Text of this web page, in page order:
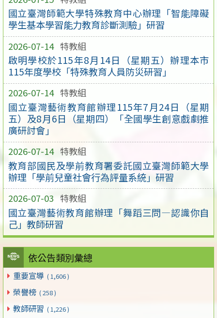
國立臺灣師範大學特殊教育中心辦理「智能障礙
學生基本學習能力教育診斷測驗」研習
2026-07-14 特教組
啟明學校於115年8月14日（星期五）辦理本市
115年度學校「特殊教育人員防災研習」
2026-07-14 特教組
國立臺灣藝術教育館辦理115年7月24日（星期
五）及8月6日（星期四）「全國學生創意戲劇推
廣研討會」
2026-07-14 特教組
教育部國民及學前教育署委託國立臺灣師範大學
辦理「學前兒童社會行為評量系統」研習
2026-07-03 特教組
國立臺灣藝術教育館辦理「舞蹈三問―認識你自
己」教師研習
依公告類別彙總
重要宣導 ( 1,606 )
榮譽榜 ( 258 )
教師研習 ( 1,226 )